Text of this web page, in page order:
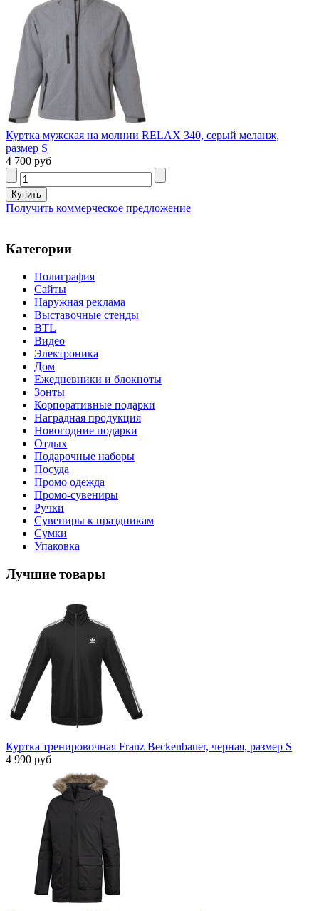
Куртка мужская на молнии RELAX 340, серый меланж,
размер S
4 700 руб
Получить коммерческое предложение
Категории
Полиграфия
Сайты
Наружная реклама
Выставочные стенды
BTL
Видео
Электроника
Дом
Ежедневники и блокноты
Зонты
Корпоративные подарки
Наградная продукция
Новогодние подарки
Отдых
Подарочные наборы
Посуда
Промо одежда
Промо-сувениры
Ручки
Сувениры к праздникам
Сумки
Упаковка
Лучшие товары
Куртка тренировочная Franz Beckenbauer, черная, размер S
4 990 руб